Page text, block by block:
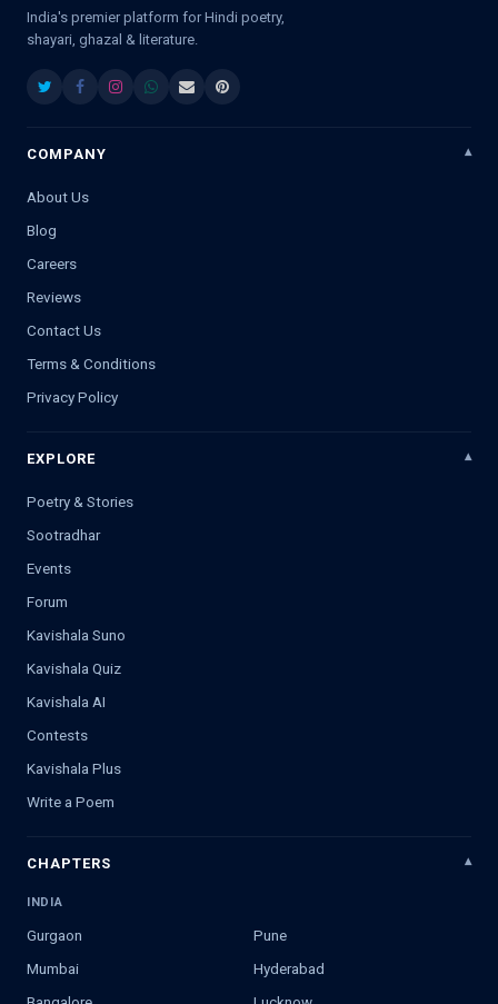
India's premier platform for Hindi poetry,
shayari, ghazal & literature.
COMPANY
About Us
Blog
Careers
Reviews
Contact Us
Terms & Conditions
Privacy Policy
EXPLORE
Poetry & Stories
Sootradhar
Events
Forum
Kavishala Suno
Kavishala Quiz
Kavishala AI
Contests
Kavishala Plus
Write a Poem
CHAPTERS
INDIA
Gurgaon
Pune
Mumbai
Hyderabad